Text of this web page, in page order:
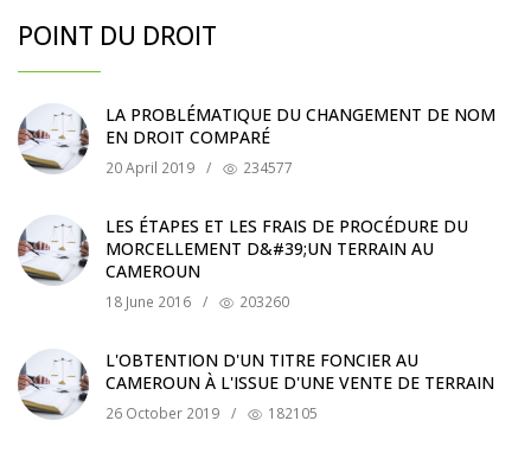
POINT DU DROIT
LA PROBLÉMATIQUE DU CHANGEMENT DE NOM
EN DROIT COMPARÉ
20 April 2019 / 234577
LES ÉTAPES ET LES FRAIS DE PROCÉDURE DU
MORCELLEMENT D&#39;UN TERRAIN AU
CAMEROUN
18 June 2016 / 203260
L'OBTENTION D'UN TITRE FONCIER AU
CAMEROUN À L'ISSUE D'UNE VENTE DE TERRAIN
26 October 2019 / 182105